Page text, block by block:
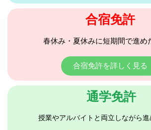
合宿免許
春休み・夏休みに短期間で進め
合宿免許を詳しく見る
通学免許
授業やアルバイトと両立しながら